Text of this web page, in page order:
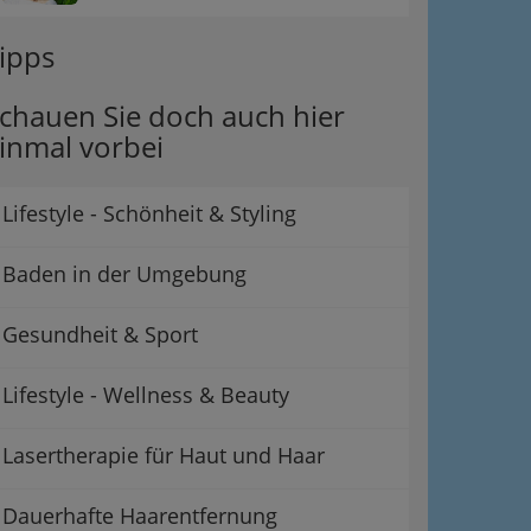
Sie doch auch hier
vorbei
Lifestyle - Schönheit & Styling
Baden in der Umgebung
Gesundheit & Sport
Lifestyle - Wellness & Beauty
Lasertherapie für Haut und Haar
Dauerhafte Haarentfernung